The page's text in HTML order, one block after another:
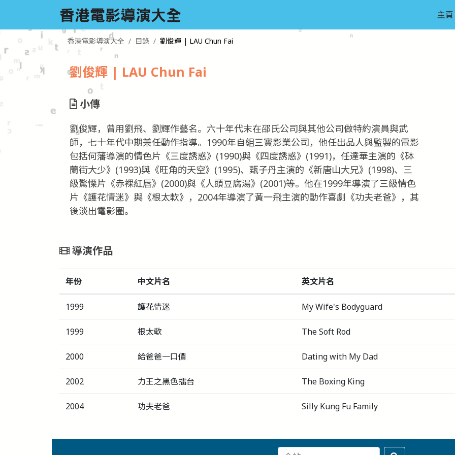
主頁
香港電影導演大全 目錄 劉俊輝 | LAU Chun Fai
劉俊輝 | LAU Chun Fai
小傳
劉俊輝，曾用劉飛、劉輝作藝名。六十年代末在邵氏公司與其他公司做特約演員與武
師，七十年代中期兼任動作指導。1990年自組三寶影業公司，他任出品人與監製的電影
包括何藩導演的情色片《三度誘惑》(1990)與《四度誘惑》(1991)，任達華主演的《砵
蘭街大少》(1993)與《旺角的天空》(1995)、甄子丹主演的《新唐山大兄》(1998)、三
級驚慄片《赤裸紅唇》(2000)與《人頭豆腐湯》(2001)等。他在1999年導演了三級情色
片《護花情迷》與《根太軟》，2004年導演了黃一飛主演的動作喜劇《功夫老爸》，其
後淡出電影圈。
導演作品
年份 中文片名 英文片名
1999 護花情迷 My Wife's Bodyguard
1999 根太軟 The Soft Rod
2000 給爸爸一口價 Dating with My Dad
2002 力王之黑色擂台 The Boxing King
2004 功夫老爸 Silly Kung Fu Family